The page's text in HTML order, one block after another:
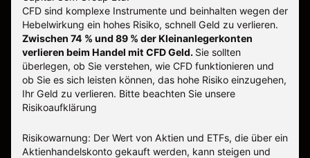
CFD sind komplexe Instrumente und beinhalten wegen der
Hebelwirkung ein hohes Risiko, schnell Geld zu verlieren.
Zwischen 74 % und 89 % der Kleinanlegerkonten
verlieren beim Handel mit CFD Geld. Sie sollten
überlegen, ob Sie verstehen, wie CFD funktionieren und
ob Sie es sich leisten können, das hohe Risiko einzugehen,
Ihr Geld zu verlieren. Bitte beachten Sie unsere
Risikoaufklärung
Risikowarnung: Der Wert von Aktien und ETFs, die über ein
Aktienhandelskonto gekauft werden, kann steigen und